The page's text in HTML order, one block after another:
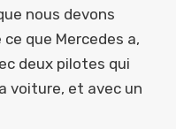
nous devons
que Mercedes a,
deux pilotes qui
voiture, et avec un